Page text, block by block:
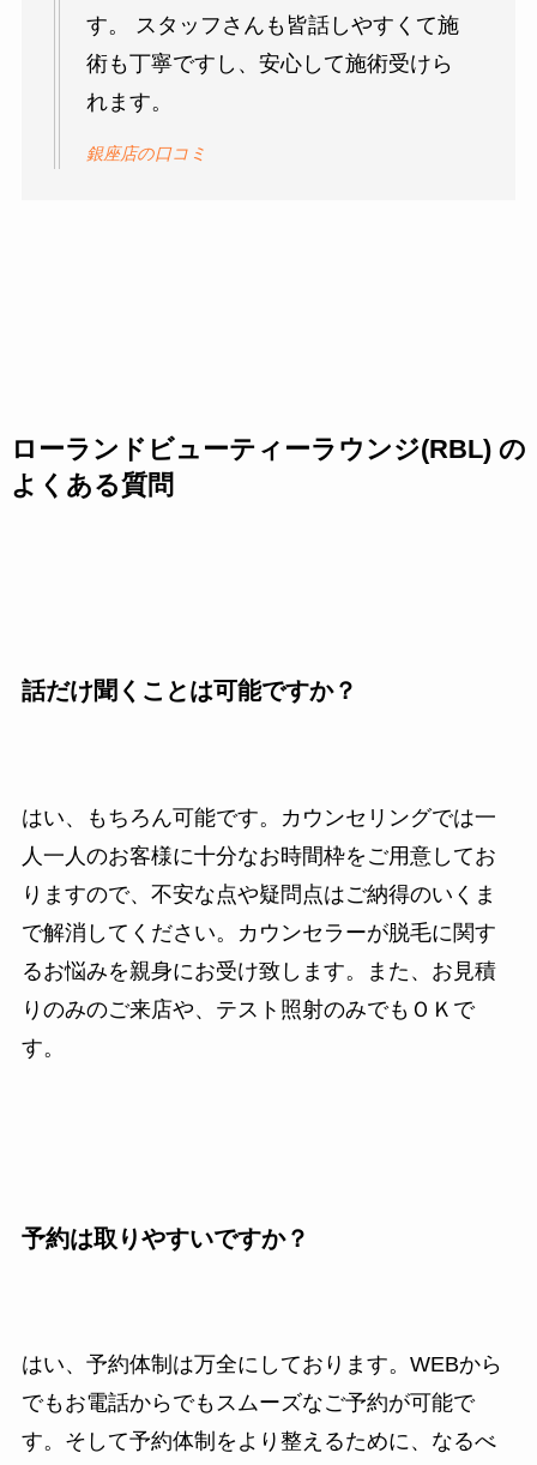
す。 スタッフさんも皆話しやすくて施
術も丁寧ですし、安心して施術受けら
れます。
銀座店の口コミ
ローランドビューティーラウンジ(RBL) の
よくある質問
話だけ聞くことは可能ですか？
はい、もちろん可能です。カウンセリングでは一
人一人のお客様に十分なお時間枠をご用意してお
りますので、不安な点や疑問点はご納得のいくま
で解消してください。カウンセラーが脱毛に関す
るお悩みを親身にお受け致します。また、お見積
りのみのご来店や、テスト照射のみでもＯＫで
す。
予約は取りやすいですか？
はい、予約体制は万全にしております。WEBから
でもお電話からでもスムーズなご予約が可能で
す。そして予約体制をより整えるために、なるべ